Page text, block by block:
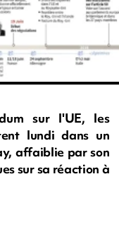
sur l'UE, les
lundi dans un
affaiblie par son
sur sa réaction à